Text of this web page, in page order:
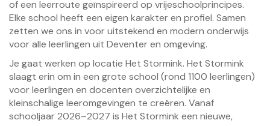
of een leerroute geïnspireerd op vrijeschoolprincipes.
Elke school heeft een eigen karakter en profiel. Samen
zetten we ons in voor uitstekend en modern onderwijs
voor alle leerlingen uit Deventer en omgeving.
Je gaat werken op locatie Het Stormink. Het Stormink
slaagt erin om in een grote school (rond 1100 leerlingen)
voor leerlingen en docenten overzichtelijke en
kleinschalige leeromgevingen te creëren. Vanaf
schooljaar 2026–2027 is Het Stormink een nieuwe,